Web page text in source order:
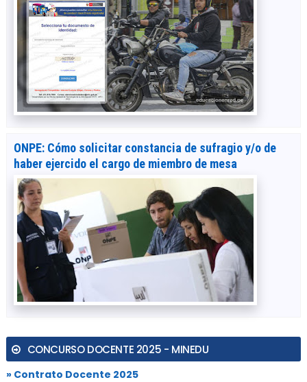
ONPE: Cómo solicitar constancia de sufragio y/o de
haber ejercido el cargo de miembro de mesa
CONCURSO DOCENTE 2025 - MINEDU
» Contrato Docente 2025